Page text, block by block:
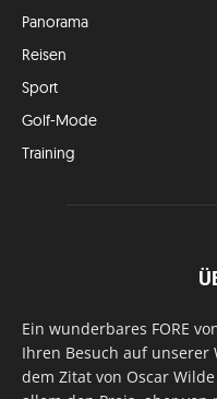
Panorama
Reisen
Sport
Golf-Mode
Training
Ein wunderbares FORE
Ihren Besuch auf
dem Zitat von Oscar